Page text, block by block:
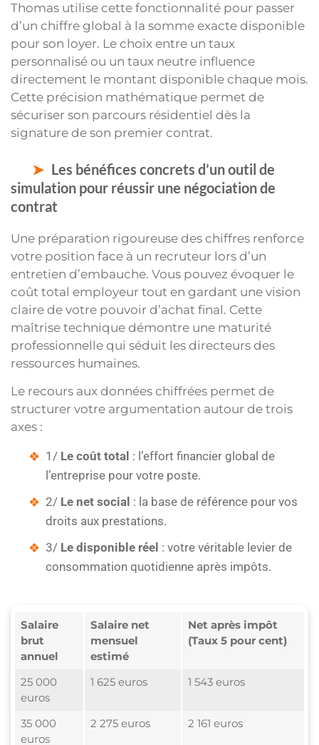
Thomas utilise cette fonctionnalité pour passer
d’un chiffre global à la somme exacte disponible
pour son loyer. Le choix entre un taux
personnalisé ou un taux neutre influence
directement le montant disponible chaque mois.
Cette précision mathématique permet de
sécuriser son parcours résidentiel dès la
signature de son premier contrat.
Les bénéfices concrets d’un outil de
simulation pour réussir une négociation de
contrat
Une préparation rigoureuse des chiffres renforce
votre position face à un recruteur lors d’un
entretien d’embauche. Vous pouvez évoquer le
coût total employeur tout en gardant une vision
claire de votre pouvoir d’achat final. Cette
maîtrise technique démontre une maturité
professionnelle qui séduit les directeurs des
ressources humaines.
Le recours aux données chiffrées permet de
structurer votre argumentation autour de trois
axes :
1/ Le coût total : l’effort financier global de
l’entreprise pour votre poste.
2/ Le net social : la base de référence pour vos
droits aux prestations.
3/ Le disponible réel : votre véritable levier de
consommation quotidienne après impôts.
Salaire
brut
annuel
Salaire net
mensuel
estimé
Net après impôt
(Taux 5 pour cent)
25 000
euros
1 625 euros 1 543 euros
35 000
euros
2 275 euros 2 161 euros